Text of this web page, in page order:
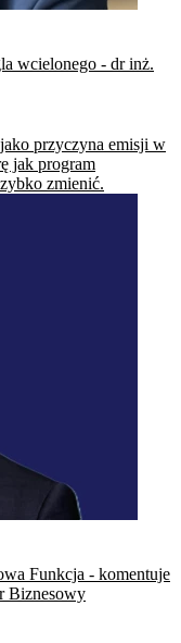
wcielonego - dr inż.
przyczyna emisji w
jak program
zmienić.
Funkcja - komentuje
Biznesowy